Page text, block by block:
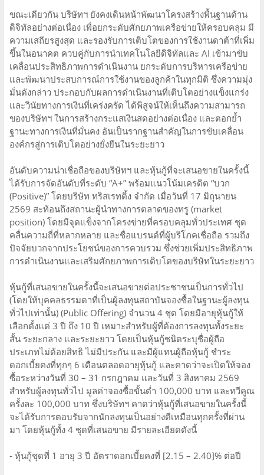
ขณะเดียวกัน บริษัทฯ ยังคงเดินหน้าพัฒนาโครงสร้างพื้นฐานด้าน
ดิจิทัลอย่างต่อเนื่อง เพื่อยกระดับศักยภาพเครือข่ายให้ครอบคลุม มี
ความเสถียรสูงสุด และรองรับการเติบโตของการใช้งานดาต้าที่เพิ่ม
ขึ้นในอนาคต ควบคู่กับการนำเทคโนโลยีดิจิทัลและ AI เข้ามาขับ
เคลื่อนประสิทธิภาพการดำเนินงาน ยกระดับการบริหารเครือข่าย
และพัฒนาประสบการณ์การใช้งานของลูกค้าในทุกมิติ ซึ่งความมุ่ง
มั่นดังกล่าว ประกอบกับผลการดำเนินงานที่เติบโตอย่างแข็งแกร่ง
และวินัยทางการเงินที่เคร่งครัด ได้พิสูจน์ให้เห็นถึงความสามารถ
ของบริษัทฯ ในการสร้างกระแสเงินสดอย่างต่อเนื่อง และตอกย้ำ
ฐานะทางการเงินที่มั่นคง อันเป็นรากฐานสำคัญในการขับเคลื่อน
องค์กรสู่การเติบโตอย่างยั่งยืนในระยะยาว
อันดับความน่าเชื่อถือของบริษัทฯ และหุ้นกู้ที่จะเสนอขายในครั้งนี้
ได้รับการจัดอันดับที่ระดับ “A+” พร้อมแนวโน้มเครดิต “บวก
(Positive)” โดยบริษัท ทริสเรทติ้ง จำกัด เมื่อวันที่ 17 มิถุนายน
2569 สะท้อนถึงสถานะผู้นำทางการตลาดของทรู (market
position) โดยมีจุดแข็งจากโครงข่ายที่ครอบคลุมทั่วประเทศ ชุด
คลื่นความถี่ที่หลากหลาย และชื่อแบรนด์ที่ผู้บริโภคเชื่อถือ รวมถึง
ปัจจัยบวกจากประโยชน์ของการควบรวม ซึ่งช่วยเพิ่มประสิทธิภาพ
การดำเนินงานและเสริมศักยภาพการเติบโตของบริษัทในระยะยาว
หุ้นกู้ที่เสนอขายในครั้งนี้จะเสนอขายต่อประชาชนเป็นการทั่วไป
(โดยให้บุคคลธรรมดาที่เป็นผู้ลงทุนสถาบันจองซื้อในฐานะผู้ลงทุน
ทั่วไปเท่านั้น) (Public Offering) จำนวน 4 ชุด โดยมีอายุหุ้นกู้ให้
เลือกตั้งแต่ 3 ปี ถึง 10 ปี เหมาะสำหรับผู้ที่ต้องการลงทุนทั้งระยะ
สั้น ระยะกลาง และระยะยาว โดยเป็นหุ้นกู้ชนิดระบุชื่อผู้ถือ
ประเภทไม่ด้อยสิทธิ ไม่มีประกัน และมีผู้แทนผู้ถือหุ้นกู้ ชำระ
ดอกเบี้ยคงที่ทุกๆ 6 เดือนตลอดอายุหุ้นกู้ และคาดว่าจะเปิดให้จอง
ซื้อระหว่างวันที่ 30 – 31 กรกฎาคม และวันที่ 3 สิงหาคม 2569
สำหรับผู้ลงทุนทั่วไป มูลค่าจองซื้อขั้นต่ำ 100,000 บาท และทวีคูณ
ครั้งละ 100,000 บาท ซึ่งบริษัทฯ คาดว่าหุ้นกู้ที่เสนอขายในครั้งนี้
จะได้รับการตอบรับจากนักลงทุนเป็นอย่างดีเหมือนทุกครั้งที่ผ่าน
มา โดยหุ้นกู้ทั้ง 4 ชุดที่เสนอขาย มีรายละเอียดดังนี้
- หุ้นกู้ชุดที่ 1 อายุ 3 ปี อัตราดอกเบี้ยคงที่ [2.15 – 2.40]% ต่อปี